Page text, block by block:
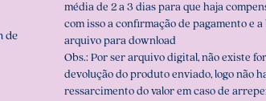
de
média de 2 a 3 dias para que haja
com isso a confirmação de pagamento e
arquivo para download
Obs.: Por ser arquivo digital, não existe
devolução do produto enviado, logo não
ressarcimento do valor em caso de